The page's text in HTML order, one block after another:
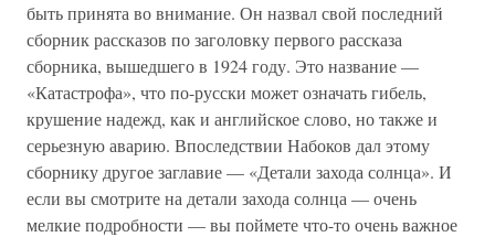
быть принята во внимание. Он назвал свой последний
сборник рассказов по заголовку первого рассказа
сборника, вышедшего в 1924 году. Это название —
«Катастрофа», что по-русски может означать гибель,
крушение надежд, как и английское слово, но также и
серьезную аварию. Впоследствии Набоков дал этому
сборнику другое заглавие — «Детали захода солнца». И
если вы смотрите на детали захода солнца — очень
мелкие подробности — вы поймете что-то очень важное